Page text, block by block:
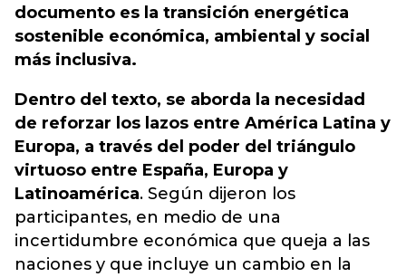
documento es la transición energética
sostenible económica, ambiental y social
más inclusiva.
Dentro del texto, se aborda la necesidad
de reforzar los lazos entre América Latina y
Europa, a través del poder del triángulo
virtuoso entre España, Europa y
Latinoamérica. Según dijeron los
participantes, en medio de una
incertidumbre económica que queja a las
naciones y que incluye un cambio en la